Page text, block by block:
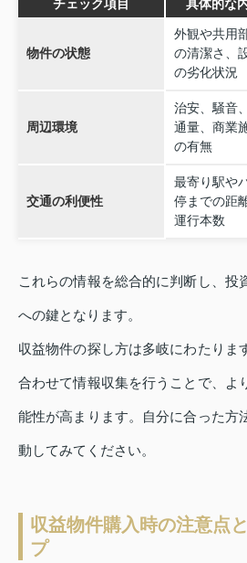
チェック項目 具体的な
物件の状態
外観や共用
の清潔さ、
の劣化状況
周辺環境
治安、騒音
通量、商業
の有無
交通の利便性
最寄り駅や
停までの距離
運行本数
これらの情報を総合的に判断し、投
への鍵となります。
収益物件の探し方は多岐にわたりま
合わせて情報収集を行うことで、よ
能性が高まります。自分に合った方
動してみてください。
収益物件購入時の注意点
プ